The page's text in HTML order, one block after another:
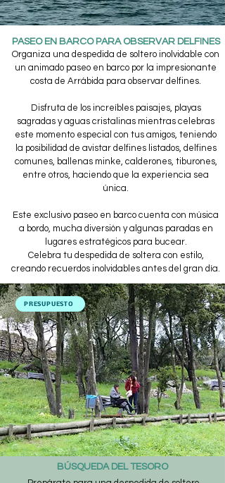
PASEO EN BARCO PARA OBSERVAR DELFINES
Organiza una despedida de soltero inolvidable con
un animado paseo en barco por la impresionante
costa de Arrábida para observar delfines.
Disfruta de los increíbles paisajes, playas
sagradas y aguas cristalinas mientras celebras
este momento especial con tus amigos, teniendo
la posibilidad de avistar delfines listados, delfines
comunes, ballenas minke, calderones, tiburones,
entre otros, haciendo que la experiencia sea
única.
​Este exclusivo paseo en barco cuenta con música
a bordo, mucha diversión y algunas paradas en
lugares estratégicos para bucear.
Celebra tu despedida de soltera con estilo,
creando recuerdos inolvidables antes del gran día.
PRESUPUESTO
BÚSQUEDA DEL TESORO